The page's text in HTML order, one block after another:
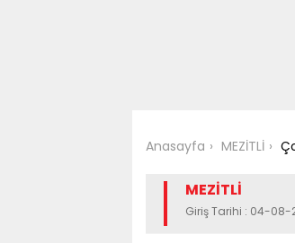
Anasayfa MEZİTLİ
MEZİTLİ
Giriş Tarihi : 04-08-